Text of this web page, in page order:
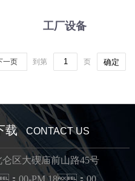
工厂设备
一页 到第 页 确定
载 CONTACT US
仑区大碶庙前山路45号
：00-PM 18：00